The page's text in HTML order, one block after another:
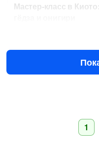
Мастер-класс в
$91.75за человека
1